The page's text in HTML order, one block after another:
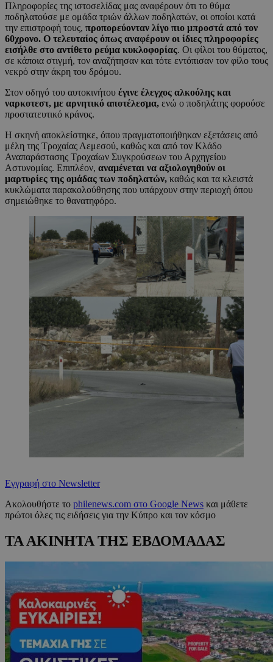
Πληροφορίες της ιστοσελίδας μας αναφέρουν ότι το θύμα
ποδηλατούσε με ομάδα τριών άλλων ποδηλατών, οι οποίοι κατά
την επιστροφή τους, προπορεύονταν λίγο πιο μπροστά από τον
60χρονο. O τελευταίος όπως αναφέρουν οι ίδιες πληροφορίες
εισήλθε στο αντίθετο ρεύμα κυκλοφορίας. Οι φίλοι του θύματος,
σε κάποια στιγμή, τον αναζήτησαν και τότε εντόπισαν τον φίλο τους
νεκρό στην άκρη του δρόμου.
Στον οδηγό του αυτοκινήτου έγινε έλεγχος αλκοόλης και
ναρκοτεστ, με αρνητικό αποτέλεσμα, ενώ ο ποδηλάτης φορούσε
προστατευτικό κράνος.
Η σκηνή αποκλείστηκε, όπου πραγματοποιήθηκαν εξετάσεις από
μέλη της Τροχαίας Λεμεσού, καθώς και από τον Κλάδο
Αναπαράστασης Τροχαίων Συγκρούσεων του Αρχηγείου
Αστυνομίας. Επιπλέον, αναμένεται να αξιολογηθούν οι
μαρτυρίες της ομάδας των ποδηλατών, καθώς και τα κλειστά
κυκλώματα παρακολούθησης που υπάρχουν στην περιοχή όπου
σημειώθηκε το θανατηφόρο.
Εγγραφή στο Newsletter
Ακολουθήστε το philenews.com στο Google News και μάθετε
πρώτοι όλες τις ειδήσεις για την Κύπρο και τον κόσμο
ΤΑ ΑΚΙΝΗΤΑ ΤΗΣ ΕΒΔΟΜΑΔΑΣ